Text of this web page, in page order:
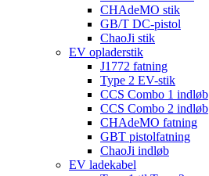
CHAdeMO stik
GB/T DC-pistol
ChaoJi stik
EV opladerstik
J1772 fatning
Type 2 EV-stik
CCS Combo 1 indløb
CCS Combo 2 indløb
CHAdeMO fatning
GBT pistolfatning
ChaoJi indløb
EV ladekabel